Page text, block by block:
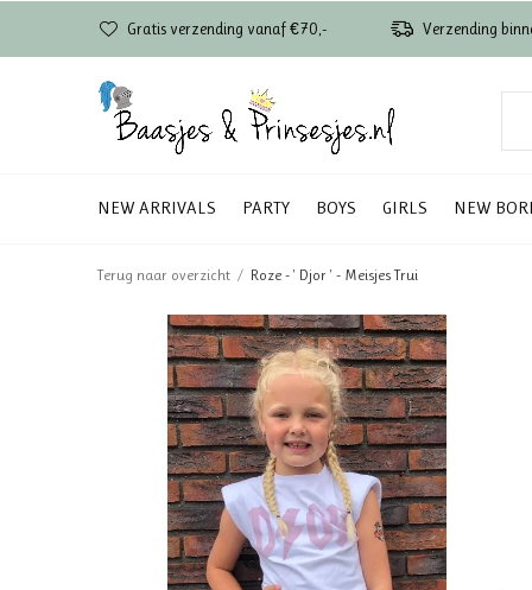
NEW ARRIVALS PARTY BOYS GIRLS NEW
Gratis verzending vanaf €70,- Verzending
Terug naar overzicht Roze - ' Djor ' - Meisjes Trui